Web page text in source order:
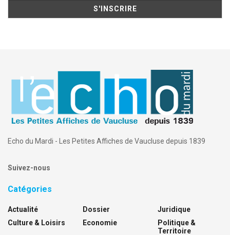
Echo du Mardi - Les Petites Affiches de Vaucluse depuis 1839
Suivez-nous
Catégories
Actualité
Culture & Loisirs
Dossier
Economie
Juridique
Politique &
Territoire